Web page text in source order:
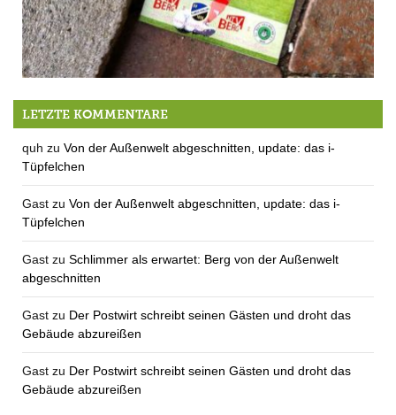
Das Abstiegsgespenst und andere Abstürze
LETZTE KOMMENTARE
quh zu Von der Außenwelt abgeschnitten, update: das i-
Tüpfelchen
Gast zu Von der Außenwelt abgeschnitten, update: das i-
Tüpfelchen
Gast zu Schlimmer als erwartet: Berg von der Außenwelt
abgeschnitten
Gast zu Der Postwirt schreibt seinen Gästen und droht das
Gebäude abzureißen
Gast zu Der Postwirt schreibt seinen Gästen und droht das
Gebäude abzureißen